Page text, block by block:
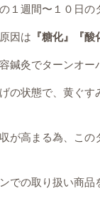
１週間〜１０日の
因は 『糖化』『
容鍼灸でターンオ
げの状態で、黄ぐ
が高まる為、こ
での取り扱い商品